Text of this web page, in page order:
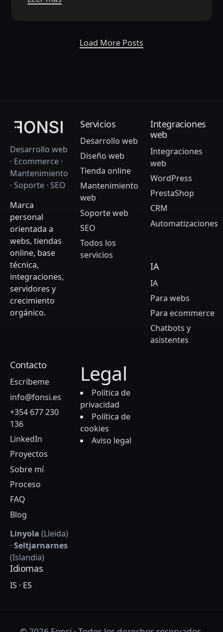
Load More Posts
Desarrollo web
· Ecommerce ·
Mantenimiento
· Soporte · SEO
Marca
personal
orientada a
webs, tiendas
online, base
técnica,
integraciones,
servidores y
crecimiento
orgánico.
Servicios
Desarrollo web
Diseño web
Tienda online
Mantenimiento
web
Soporte web
SEO
Todos los
servicios
Integraciones
web
Integraciones
web
WordPress
PrestaShop
CRM
Automatizaciones
IA
IA
Para webs
Para ecommerce
Chatbots y
asistentes
Contacto
Escríbeme
info@fonsi.es
+354 677 230
136
LinkedIn
Proyectos
Sobre mí
Proceso
FAQ
Blog
Linyola (Lleida)
· Seltjarnarnes
(Islandia)
Idiomas
IS · ES
Legal
Política de
privacidad
Política de
cookies
Aviso legal